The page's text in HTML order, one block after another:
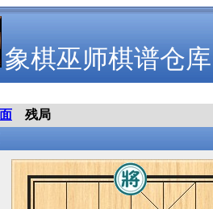
象棋巫师棋谱仓库
残局